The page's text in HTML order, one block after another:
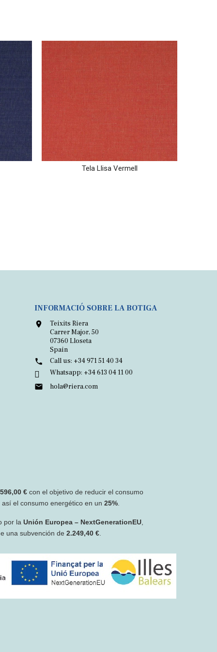
Tela Llisa Vermell
INFORMACIÓ SOBRE LA BOTIGA

Teixits Riera
Carrer Major, 50
07360 Lloseta
Spain

Call us: +34 971 51 40 34

Whatsapp: +34 613 04 11 00

hola@riera.com
€ con el objetivo de reducir el consumo
el consumo energético en un 25%.
por la Unión Europea – NextGenerationEU,
una subvención de 2.249,40 €.